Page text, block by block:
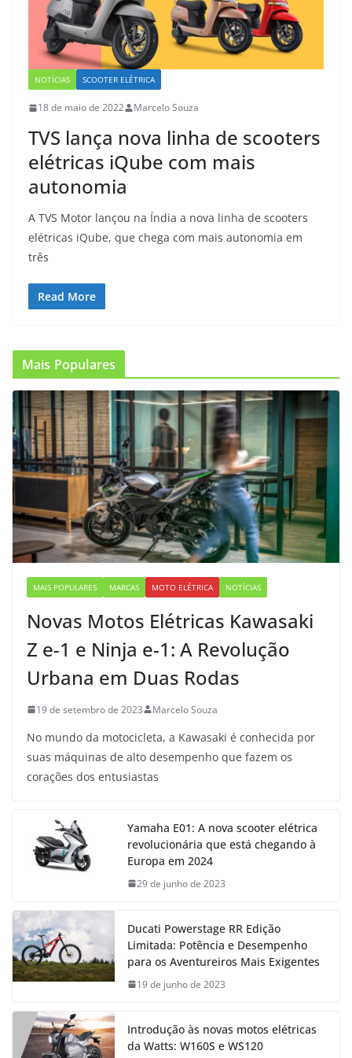
NOTÍCIAS SCOOTER ELÉTRICA
18 de maio de 2022 Marcelo Souza
TVS lança nova linha de scooters
elétricas iQube com mais
autonomia
A TVS Motor lançou na Índia a nova linha de scooters
elétricas iQube, que chega com mais autonomia em
três
Read More
Mais Populares
MAIS POPULARES MARCAS MOTO ELÉTRICA NOTÍCIAS
Novas Motos Elétricas Kawasaki
Z e-1 e Ninja e-1: A Revolução
Urbana em Duas Rodas
19 de setembro de 2023 Marcelo Souza
No mundo da motocicleta, a Kawasaki é conhecida por
suas máquinas de alto desempenho que fazem os
corações dos entusiastas
Yamaha E01: A nova scooter elétrica
revolucionária que está chegando à
Europa em 2024
29 de junho de 2023
Ducati Powerstage RR Edição
Limitada: Potência e Desempenho
para os Aventureiros Mais Exigentes
19 de junho de 2023
Introdução às novas motos elétricas
da Watts: W160S e WS120